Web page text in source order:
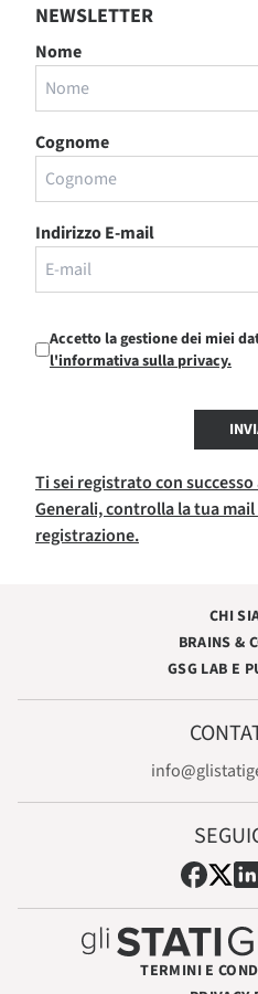
NEWSLETTER
Nome
Cognome
Indirizzo E-mail
Accetto la gestione dei miei
l'informativa sulla privacy.
Ti sei registrato con
Generali, controlla la tua
registrazione.
CHI
BRAINS &
GSG LAB E
TERMINI E